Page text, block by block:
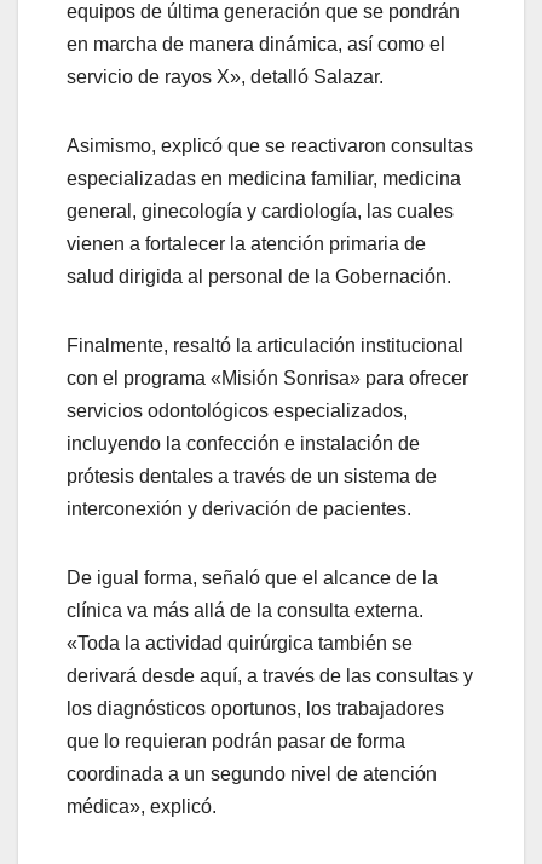
equipos de última generación que se pondrán
en marcha de manera dinámica, así como el
servicio de rayos X», detalló Salazar.
Asimismo, explicó que se reactivaron consultas
especializadas en medicina familiar, medicina
general, ginecología y cardiología, las cuales
vienen a fortalecer la atención primaria de
salud dirigida al personal de la Gobernación.
Finalmente, resaltó la articulación institucional
con el programa «Misión Sonrisa» para ofrecer
servicios odontológicos especializados,
incluyendo la confección e instalación de
prótesis dentales a través de un sistema de
interconexión y derivación de pacientes.
De igual forma, señaló que el alcance de la
clínica va más allá de la consulta externa.
«Toda la actividad quirúrgica también se
derivará desde aquí, a través de las consultas y
los diagnósticos oportunos, los trabajadores
que lo requieran podrán pasar de forma
coordinada a un segundo nivel de atención
médica», explicó.